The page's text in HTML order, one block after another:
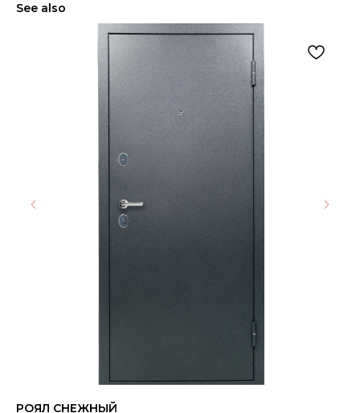
See also
РОЯЛ СНЕЖНЫЙ